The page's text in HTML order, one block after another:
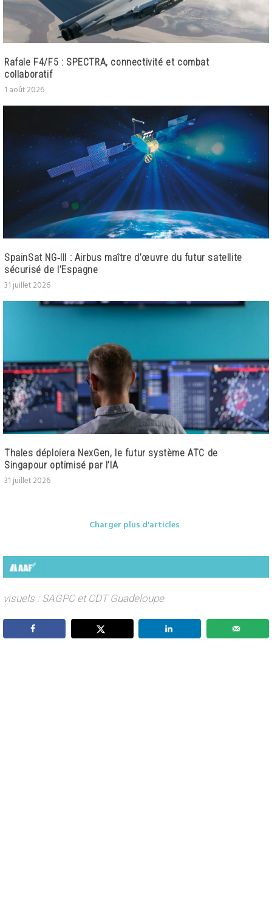
Rafale F4/F5 : SPECTRA, connectivité et combat
collaboratif
1 août 2026
SpainSat NG‑III : Airbus maître d’œuvre du futur satellite
sécurisé de l’Espagne
31 juillet 2026
Thales déploiera NexGen, le futur système ATC de
Singapour optimisé par l’IA
31 juillet 2026
Charger plus d'articles
visuels : SAGPC et CDT Guadeloupe